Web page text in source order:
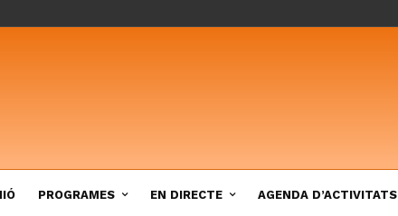
PROGRAMES EN DIRECTE AGENDA D’ACTIVITATS